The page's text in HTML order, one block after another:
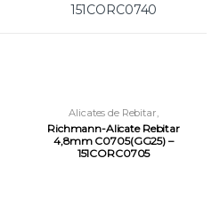
151CORC0740
Alicates de Rebitar
Ferramentas Ferramentas de
Fixação
Richmann-Alicate Rebitar
4,8mm C0705(GG25) –
151CORC0705